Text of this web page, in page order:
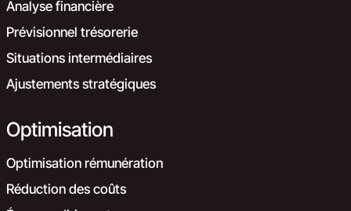
Analyse financière
Prévisionnel trésorerie
Situations intermédiaires
Ajustements stratégiques
Optimisation
Optimisation rémunération
Réduction des coûts